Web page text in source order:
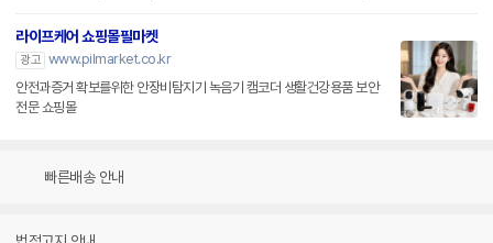
라이프케어 쇼핑몰필마켓
광고 www.pilmarket.co.kr
안전과증거 확보를위한 안장비탐지기 녹음기 캠코더 생활건강용품 보안
전문 쇼핑몰
빠른배송 안내